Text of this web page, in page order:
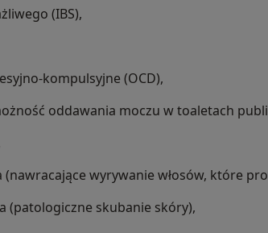
(IBS),
kompulsyjne (OCD),
oddawania moczu w toaletach
wyrywanie włosów, które
(patologiczne skubanie skóry),